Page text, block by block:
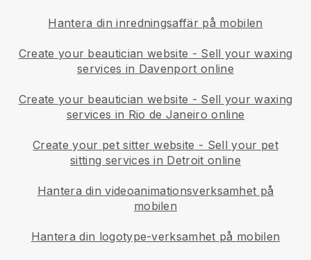
Hantera din inredningsaffär på mobilen
Create your beautician website - Sell your waxing
services in Davenport online
Create your beautician website - Sell your waxing
services in Rio de Janeiro online
Create your pet sitter website - Sell your pet
sitting services in Detroit online
Hantera din videoanimationsverksamhet på
mobilen
Hantera din logotype-verksamhet på mobilen